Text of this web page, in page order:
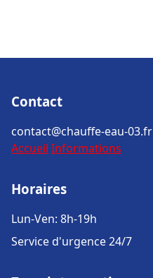
Contact
contact@chauffe-eau-03.fr
Accueil Informations
Horaires
Lun-Ven: 8h-19h
Service d'urgence 24/7